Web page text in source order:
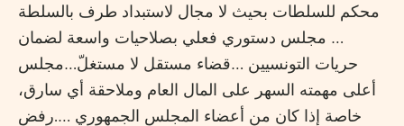
محكم للسلطات بحيث لا مجال لاستبداد طرف بالسلطة
… مجلس دستوري فعلي بصلاحيات واسعة لضمان
حريات التونسيين …قضاء مستقل لا مستغلّ…مجلس
أعلى مهمته السهر على المال العام وملاحقة أي سارق،
خاصة إذا كان من أعضاء المجلس الجمهوري ….رفض